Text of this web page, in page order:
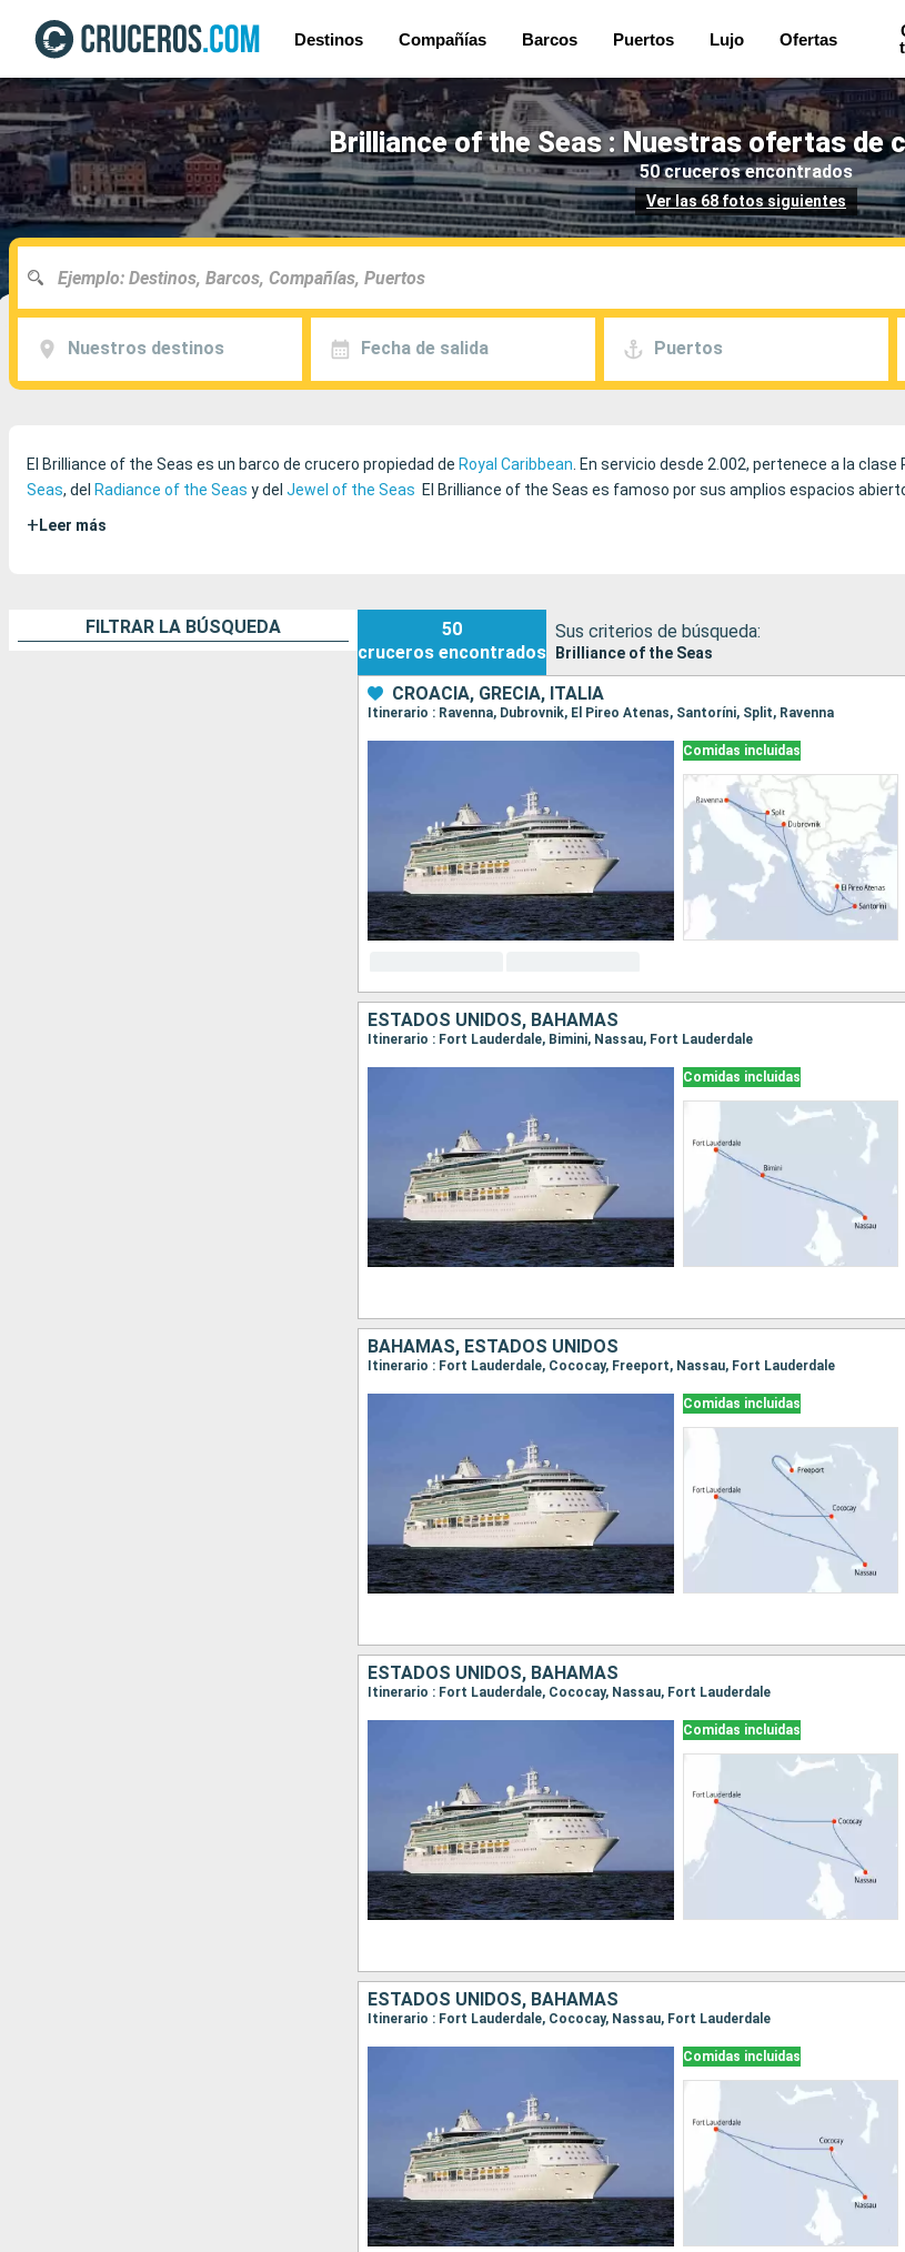
Destinos Compañías Barcos Puertos Lujo Ofertas
Brilliance of the Seas : Nuestras ofertas de
50 cruceros encontrados
Ver las 68 fotos siguientes
Nuestros destinos Fecha de salida Puertos
El Brilliance of the Seas es un barco de crucero propiedad de Royal Caribbean . En servicio desde 2.002, pertenece a la
Seas, del Radiance of the Seas y del Jewel of the Seas El Brilliance of the Seas es famoso por sus amplios espacios
+ Leer más
FILTRAR LA BÚSQUEDA
50
cruceros encontrados
Sus criterios de búsqueda:
Brilliance of the Seas
CROACIA, GRECIA, ITALIA
Itinerario : Ravenna, Dubrovnik, El Pireo Atenas, Santoríni, Split, Ravenna
Comidas incluidas
ESTADOS UNIDOS, BAHAMAS
Itinerario : Fort Lauderdale, Bimini, Nassau, Fort Lauderdale
Comidas incluidas
BAHAMAS, ESTADOS UNIDOS
Itinerario : Fort Lauderdale, Cococay, Freeport, Nassau, Fort Lauderdale
Comidas incluidas
ESTADOS UNIDOS, BAHAMAS
Itinerario : Fort Lauderdale, Cococay, Nassau, Fort Lauderdale
Comidas incluidas
ESTADOS UNIDOS, BAHAMAS
Itinerario : Fort Lauderdale, Cococay, Nassau, Fort Lauderdale
Comidas incluidas